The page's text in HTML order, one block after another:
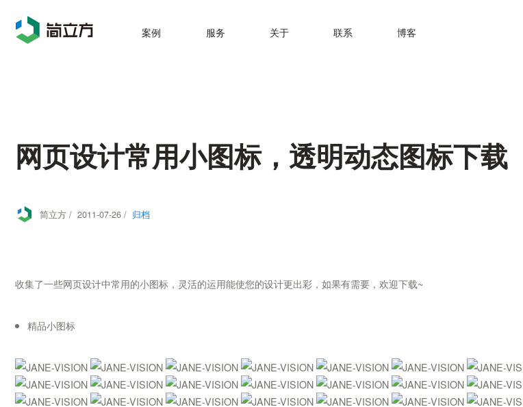
案例 服务 关于 联系 博客
网页设计常用小图标，透明动态图标下载
简立方 / 2011-07-26 / 归档
收集了一些网页设计中常用的小图标，灵活的运用能使您的设计更出彩，如果有需要，欢迎下载~
精品小图标